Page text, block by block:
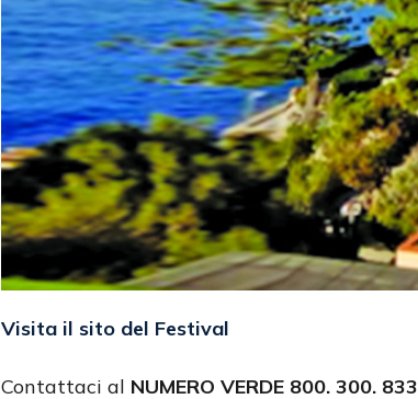
Visita il sito del Festival
Contattaci al NUMERO VERDE 800. 300. 833